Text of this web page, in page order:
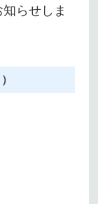
らせしま